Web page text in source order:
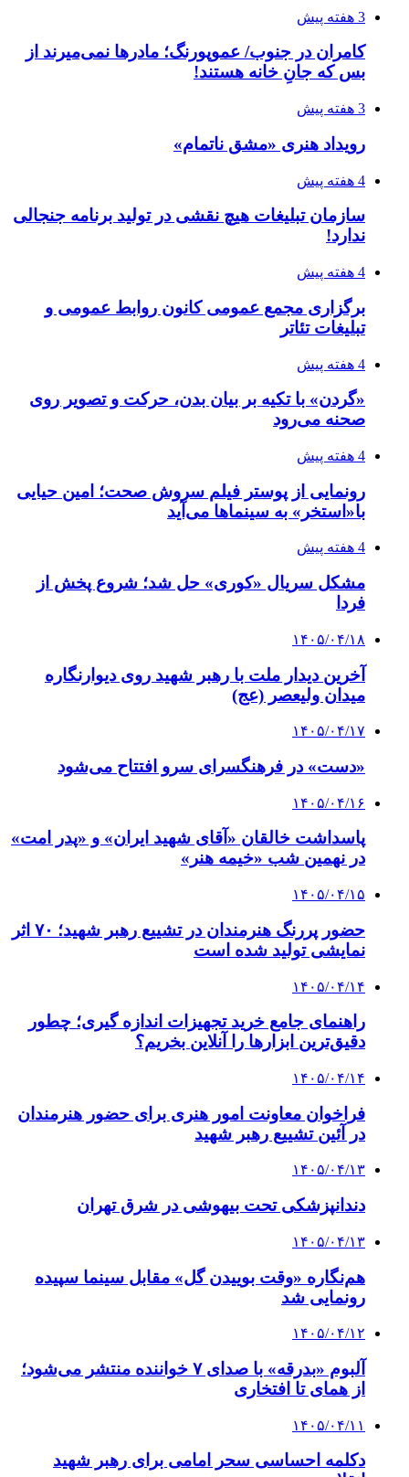
3 هفته پیش
کامران در جنوب/ عموپورنگ؛ مادرها نمی‌میرند از
بس که جانِ خانه هستند!
3 هفته پیش
رویداد هنری «مشق ناتمام»
4 هفته پیش
سازمان تبلیغات هیچ نقشی در تولید برنامه جنجالی
ندارد!
4 هفته پیش
برگزاری مجمع عمومی کانون روابط عمومی و
تبلیغات تئاتر
4 هفته پیش
«گردن» با تکیه بر بیان بدن، حرکت و تصویر روی
صحنه می‌رود
4 هفته پیش
رونمایی از پوستر فیلم سروش صحت؛ امین حیایی
با«استخر» به سینماها می‌آید
4 هفته پیش
مشکل سریال «کوری» حل شد؛ شروع پخش از
فردا
۱۴۰۵/۰۴/۱۸
آخرین دیدار ملت با رهبر شهید روی دیوارنگاره
میدان ولیعصر (عج)
۱۴۰۵/۰۴/۱۷
«دست» در فرهنگسرای سرو افتتاح می‌شود
۱۴۰۵/۰۴/۱۶
پاسداشت خالقان «آقای شهید ایران» و «پدر امت»
در نهمین شب «خیمه هنر»
۱۴۰۵/۰۴/۱۵
حضور پررنگ هنرمندان در تشییع رهبر شهید؛ ۷۰ اثر
نمایشی تولید شده است
۱۴۰۵/۰۴/۱۴
راهنمای جامع خرید تجهیزات اندازه گیری؛ چطور
دقیق‌ترین ابزارها را آنلاین بخریم؟
۱۴۰۵/۰۴/۱۴
فراخوان معاونت امور هنری برای حضور هنرمندان
در آئین تشییع رهبر شهید
۱۴۰۵/۰۴/۱۳
دندانپزشکی تحت بیهوشی در شرق تهران
۱۴۰۵/۰۴/۱۳
هم‌نگاره «وقت بوییدن گل» مقابل سینما سپیده
رونمایی شد
۱۴۰۵/۰۴/۱۲
آلبوم «بدرقه» با صدای ۷ خواننده منتشر می‌شود؛
از همای تا افتخاری
۱۴۰۵/۰۴/۱۱
دکلمه‌ احساسی سحر امامی برای رهبر شهید